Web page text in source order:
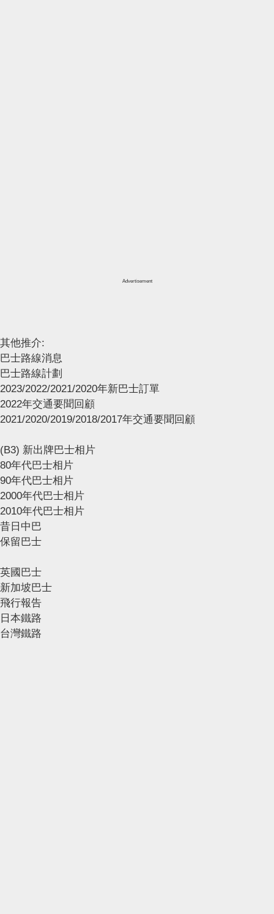
Advertisement
其他推介:
巴士路線消息
巴士路線計劃
2023/2022/2021/2020年新巴士訂單
2022年交通要聞回顧
2021/2020/2019/2018/2017年交通要聞回顧
(B3) 新出牌巴士相片
80年代巴士相片
90年代巴士相片
2000年代巴士相片
2010年代巴士相片
昔日中巴
保留巴士
英國巴士
新加坡巴士
飛行報告
日本鐵路
台灣鐵路